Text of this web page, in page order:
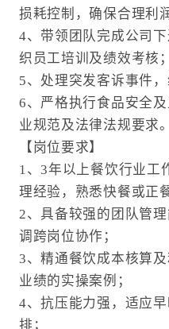
损耗控制，确保合理利
4、带领团队完成公司
织员工培训及绩效考核；
5、处理突发客诉事件
6、严格执行食品安全
业规范及法律法规要求。
【岗位要求】
1、3年以上餐饮行业工
理经验，熟悉快餐或正
2、具备较强的团队管
调跨岗位协作；
3、精通餐饮成本核算
业绩的实操案例；
4、抗压能力强，适应
排；